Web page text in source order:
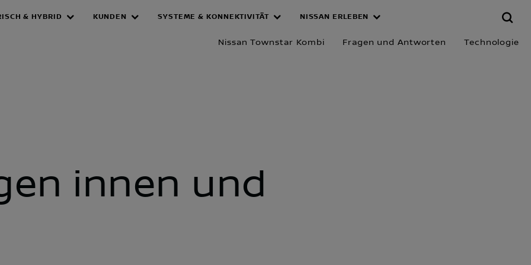
& HYBRID KUNDEN SYSTEME & KONNEKTIVITÄT NISSAN ERLEBEN
Nissan Townstar Kombi Fragen und Antworten Technologie
innen und